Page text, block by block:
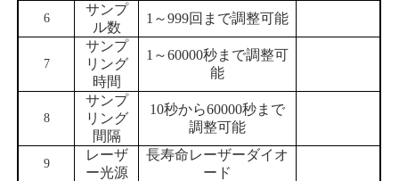
6
サンプ
ル数
1～999回まで調整可能
7
サンプ
リング
時間
1～60000秒まで調整可
能
8
サンプ
リング
間隔
10秒から60000秒まで
調整可能
9
レーザ
ー光源
長寿命レーザーダイオ
ード